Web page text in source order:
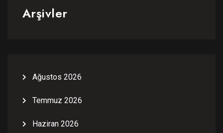
Arşivler
Ağustos 2026
Temmuz 2026
Haziran 2026